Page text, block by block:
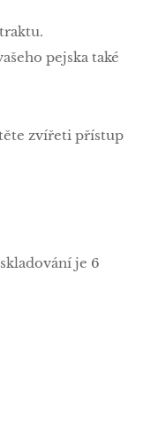
pejska také
zvířeti přístup
je 6